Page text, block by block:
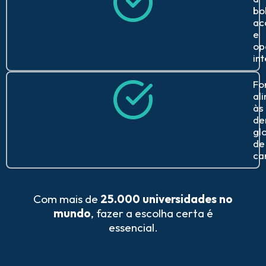
e
às
de
Com mais de 25.000 universidades no
mundo, fazer a escolha certa é
essencial.